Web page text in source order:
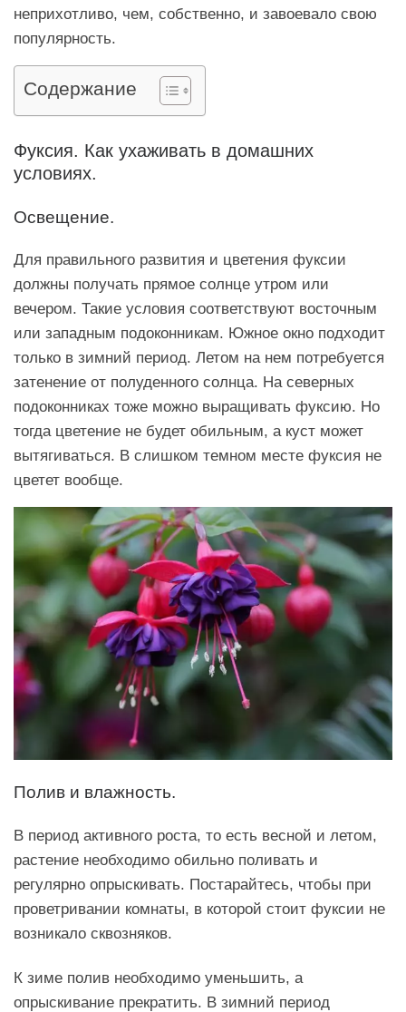
неприхотливо, чем, собственно, и завоевало свою
популярность.
Содержание
Фуксия. Как ухаживать в домашних
условиях.
Освещение.
Для правильного развития и цветения фуксии
должны получать прямое солнце утром или
вечером. Такие условия соответствуют восточным
или западным подоконникам. Южное окно подходит
только в зимний период. Летом на нем потребуется
затенение от полуденного солнца. На северных
подоконниках тоже можно выращивать фуксию. Но
тогда цветение не будет обильным, а куст может
вытягиваться. В слишком темном месте фуксия не
цветет вообще.
Полив и влажность.
В период активного роста, то есть весной и летом,
растение необходимо обильно поливать и
регулярно опрыскивать. Постарайтесь, чтобы при
проветривании комнаты, в которой стоит фуксии не
возникало сквозняков.
К зиме полив необходимо уменьшить, а
опрыскивание прекратить. В зимний период